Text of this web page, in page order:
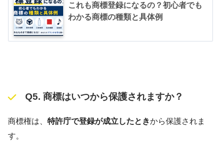
これも商標登録になるの？初心者でも
わかる商標の種類と具体例
Q5. 商標はいつから保護されますか？
商標権は、 特許庁で登録が成立したときから保護されま
す。